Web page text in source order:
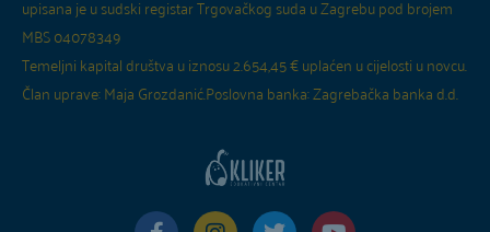
upisana je u sudski registar Trgovačkog suda u Zagrebu pod brojem
MBS 04078349
Temeljni kapital društva u iznosu 2.654,45 € uplaćen u cijelosti u novcu.
Član uprave: Maja Grozdanić.Poslovna banka: Zagrebačka banka d.d.
F I T Y